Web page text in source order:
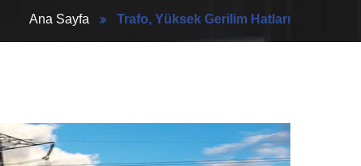
Ana Sayfa Trafo, Yüksek Gerilim Hatları